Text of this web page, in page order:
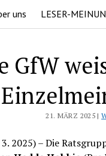
uns LESER-
GfW
21. MÄRZ 2025 |
2025) – Die